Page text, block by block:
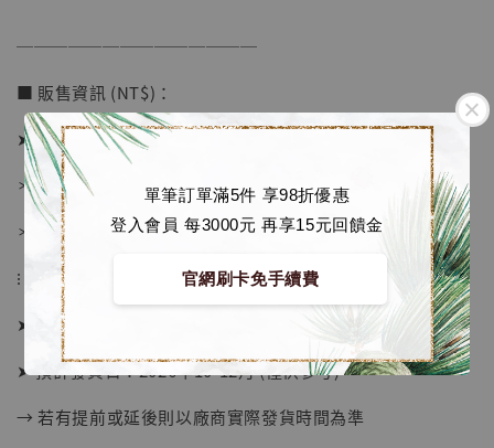
單筆訂單滿5件 享98折優惠
登入會員 每3000元 再享15元回饋金
官網刷卡免手續費
──────────────
■ 販售資訊 (NT$)：
➤ 價格 1880元 (訂金880)
＊ 國際運費另計
＊ 刷卡免手續費
⁝
➤ 預購截止日：待工作室通知
➤ 預計發貨日：2026年10-12月 (僅供參考)
→ 若有提前或延後則以廠商實際發貨時間為準